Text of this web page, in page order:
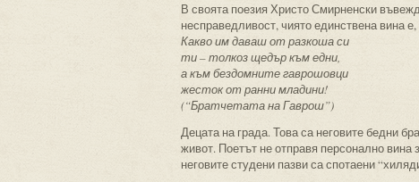
В своята поезия Христо Смирненски
несправедливост, чиято единствена вина
Какво им даваш от разкоша си
ти – толкоз щедър към едни,
а към бездомните гаврошовци
жесток от ранни младини!
(“Братчетата на Гаврош”)
Децата на града. Това са неговите бедни
живот. Поетът не отправя персонално вина
неговите студени пазви са спотаени